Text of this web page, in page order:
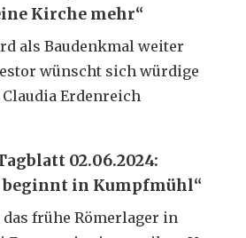
Kirche mehr“
als Baudenkmal weiter
wünscht sich würdige
Erdenreich
02.06.2024:
beginnt in Kumpfmühl“
frühe Römerlager in